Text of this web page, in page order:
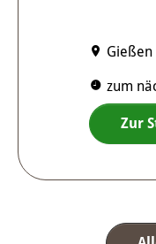
Gießen
zum
Zur